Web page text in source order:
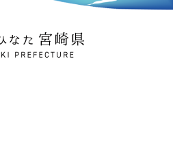
た 宮崎県
PREFECTURE